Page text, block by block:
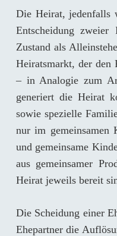
Die Heirat, jedenfalls
Entscheidung
Zustand als
Heiratsmarkt, der den
– in Analogie zum
generiert die Heirat
sowie spezielle
nur im gemeinsamen
und gemeinsame
aus gemeinsamer
Heirat jeweils bereit
Die Scheidung einer
Ehepartner die